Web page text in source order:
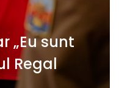
„Eu sunt
Regal